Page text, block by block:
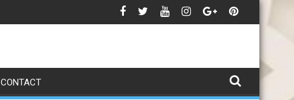
CONTACT